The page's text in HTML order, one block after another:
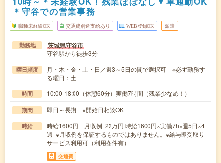
＊守谷での営業事務
職種未経験OK 交通費別途支給あり WEB登録OK 派遣
勤務地 茨城県守谷市
守谷駅から徒歩3分
曜日頻度
月・木・金・土・日／週3～5日の間で選択可 ※必ず勤務す
る曜日：土
時間 10:00-18:00（休憩60分）実働7時間（残業少なめ！）
期間 即日～長期 ※開始日相談OK
時給
時給1600円 月収例 22万円 時給1600円×実働7h×週5日×4
週 ※月収例を保証するものではありません。※給与即受取り
サービス利用可（利用条件有）
交通費